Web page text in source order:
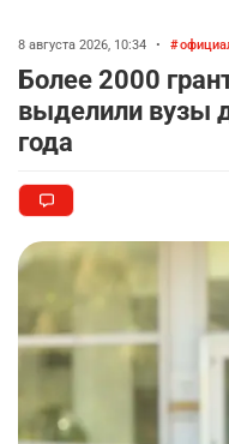
8 августа 2026, 10:34 •
Более 2000
выделили вузы
года